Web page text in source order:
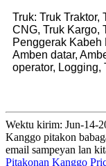
Truk: Truk Traktor,
CNG, Truk Kargo,
Penggerak Kabeh
Amben datar,
operator, Logging,
Wektu kirim: Jun-14-
Kanggo pitakon
email sampeyan lan
Pitakonan Kanggo